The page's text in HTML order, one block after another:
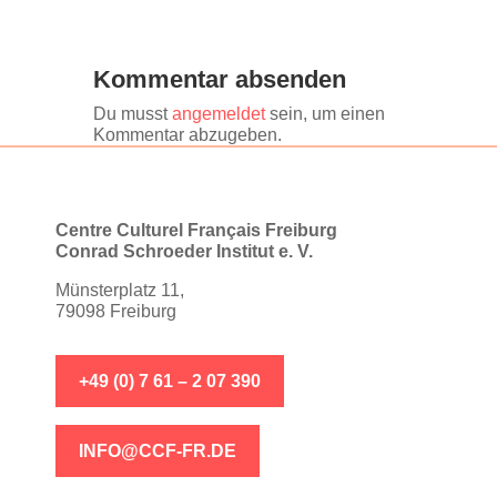
Kommentar absenden
Du musstangemeldetsein, um einen
Kommentar abzugeben.
Centre Culturel Français Freiburg
Conrad Schroeder Institut e. V.
Münsterplatz 11,
79098 Freiburg
+49 (0) 7 61 – 2 07 390
INFO@CCF-FR.DE